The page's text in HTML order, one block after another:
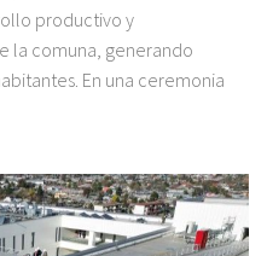
productivo y
la comuna, generando
En una ceremonia